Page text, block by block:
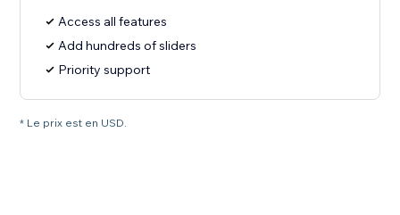
Access all features
Add hundreds of sliders
Priority support
* Le prix est en USD.